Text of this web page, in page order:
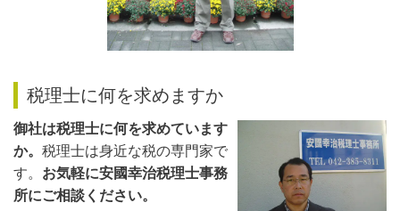
税理士に何を求めますか
御社は税理士に何を求めています
か。 税理士は身近な税の専門家で
す。 お気軽に安國幸治税理士事務
所にご相談ください。